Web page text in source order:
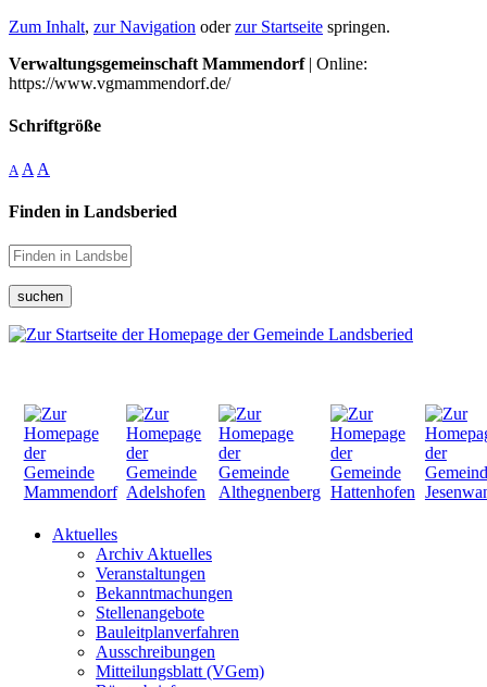
Zum Inhalt, zur Navigation oderzur Startseite springen.
Verwaltungsgemeinschaft Mammendorf| Online:
https://www.vgmammendorf.de/
Schriftgröße
A A A
Finden in Landsberied
suchen
Aktuelles
Archiv Aktuelles
Veranstaltungen
Bekanntmachungen
Stellenangebote
Bauleitplanverfahren
Ausschreibungen
Mitteilungsblatt (VGem)